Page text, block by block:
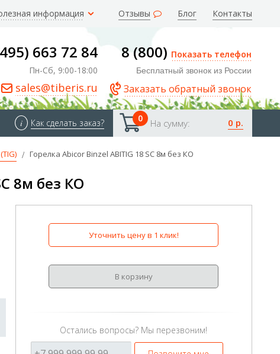
информация Отзывы Блог Контакты
663 72 84
Пн-Сб, 9:00-18:00
sales@tiberis.ru
8 (800) Показать телефон
Бесплатный звонок из России
Заказать обратный звонок
0 На сумму: 0 р.
i Как сделать заказ?
Горелка Abicor Binzel ABITIG 18 SC 8м без КО
8м без КО
Уточнить цену в 1 клик!
В корзину
Остались вопросы? Мы перезвоним!